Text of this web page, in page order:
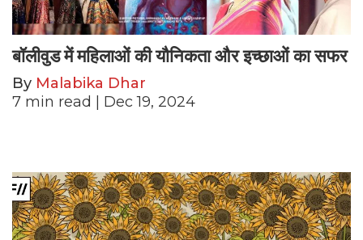
बॉलीवुड में महिलाओं की यौनिकता और इच्छाओं का सफर
By Malabika Dhar
7 min read | Dec 19, 2024